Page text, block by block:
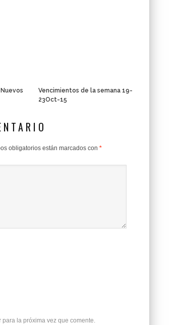
Vencimientos de la semana 19-
23Oct-15
obligatorios están marcados con *
la próxima vez que comente.